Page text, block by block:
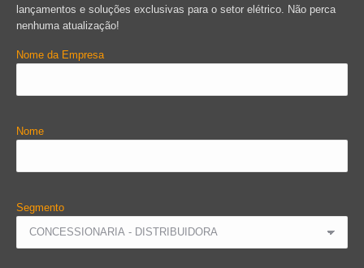
lançamentos e soluções exclusivas para o setor elétrico. Não perca
nenhuma atualização!
Nome da Empresa
Nome
Segmento